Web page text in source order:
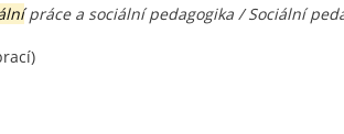
práce a sociální pedagogika / Sociální